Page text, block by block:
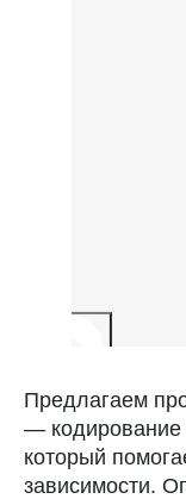
Предлагаем
— кодирование
который
зависимости.